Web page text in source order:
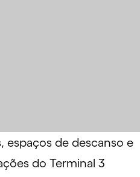
espaços de descanso e
do Terminal 3